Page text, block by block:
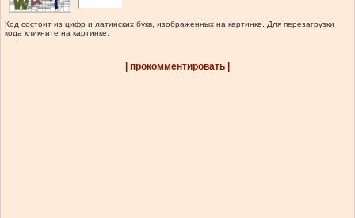
Код состоит из цифр и латинских букв, изображенных на картинке. Для перезагрузки
кода кликните на картинке.
| прокомментировать |